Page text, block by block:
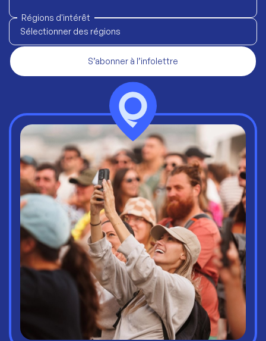
Régions d'intérêt
Sélectionner des régions
S’abonner à l’infolettre